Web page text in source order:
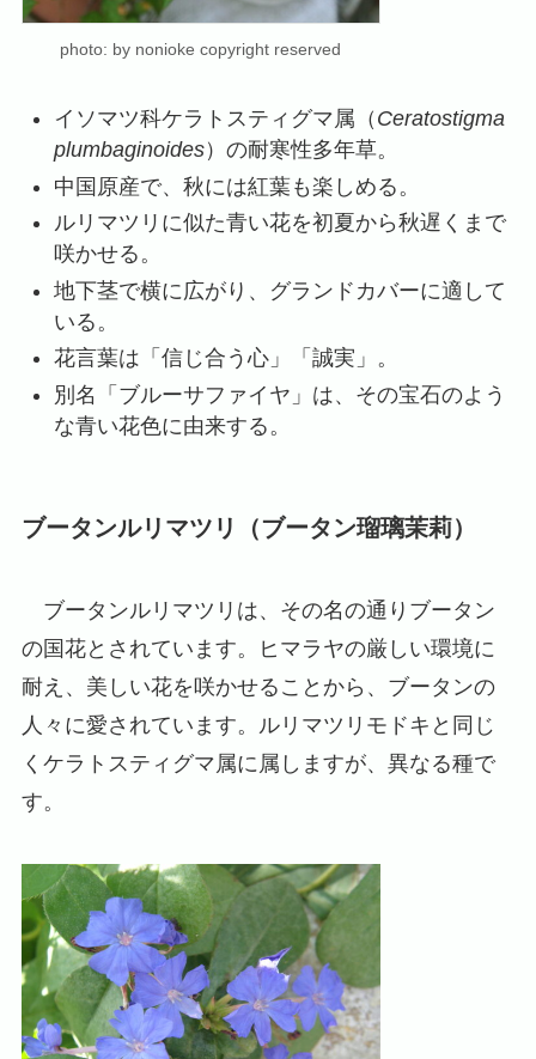
photo: by nonioke copyright reserved
イソマツ科ケラトスティグマ属（ Ceratostigma
plumbaginoides）の耐寒性多年草。
中国原産で、秋には紅葉も楽しめる。
ルリマツリに似た青い花を初夏から秋遅くまで
咲かせる。
地下茎で横に広がり、グランドカバーに適して
いる。
花言葉は「信じ合う心」「誠実」。
別名「ブルーサファイヤ」は、その宝石のよう
な青い花色に由来する。
ブータンルリマツリ（ブータン瑠璃茉莉）
ブータンルリマツリは、その名の通りブータン
の国花とされています。ヒマラヤの厳しい環境に
耐え、美しい花を咲かせることから、ブータンの
人々に愛されています。ルリマツリモドキと同じ
くケラトスティグマ属に属しますが、異なる種で
す。